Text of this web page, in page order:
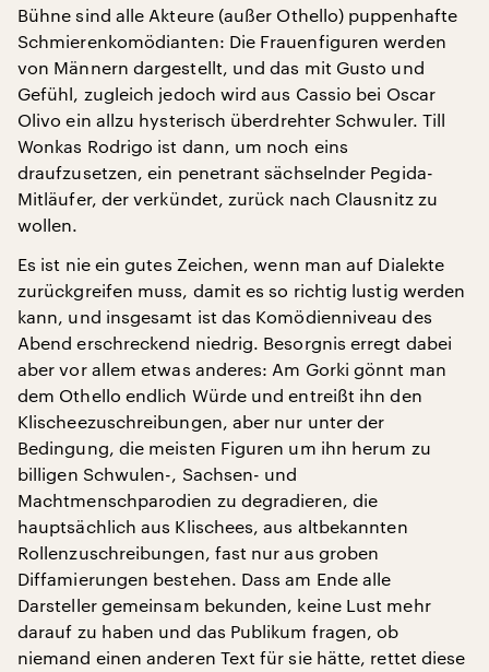
Bühne sind alle Akteure (außer Othello) puppenhafte
Schmierenkomödianten: Die Frauenfiguren werden
von Männern dargestellt, und das mit Gusto und
Gefühl, zugleich jedoch wird aus Cassio bei Oscar
Olivo ein allzu hysterisch überdrehter Schwuler. Till
Wonkas Rodrigo ist dann, um noch eins
draufzusetzen, ein penetrant sächselnder Pegida-
Mitläufer, der verkündet, zurück nach Clausnitz zu
wollen.
Es ist nie ein gutes Zeichen, wenn man auf Dialekte
zurückgreifen muss, damit es so richtig lustig werden
kann, und insgesamt ist das Komödienniveau des
Abend erschreckend niedrig. Besorgnis erregt dabei
aber vor allem etwas anderes: Am Gorki gönnt man
dem Othello endlich Würde und entreißt ihn den
Klischeezuschreibungen, aber nur unter der
Bedingung, die meisten Figuren um ihn herum zu
billigen Schwulen-, Sachsen- und
Machtmenschparodien zu degradieren, die
hauptsächlich aus Klischees, aus altbekannten
Rollenzuschreibungen, fast nur aus groben
Diffamierungen bestehen. Dass am Ende alle
Darsteller gemeinsam bekunden, keine Lust mehr
darauf zu haben und das Publikum fragen, ob
niemand einen anderen Text für sie hätte, rettet diese